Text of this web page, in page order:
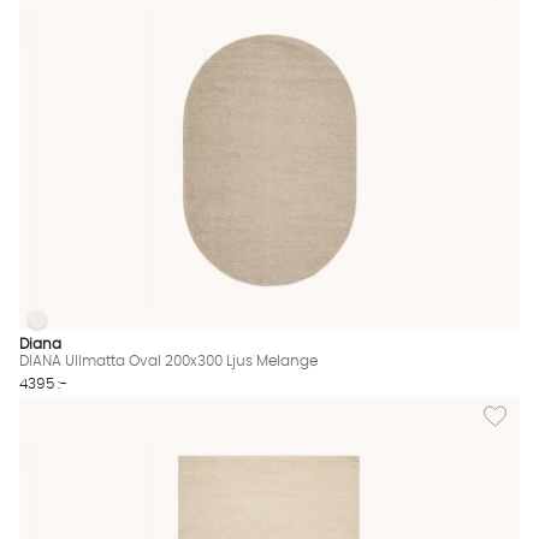
DIANA Ullmatta Oval 200x300 Ljus Melange Finns även i
DIANA Ullmatta Oval 200x300 Ljus Melange
Diana
DIANA Ullmatta Oval 200x300 Ljus Melange
4395 :-
Lägg